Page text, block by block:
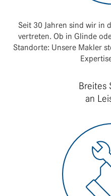
Seit 30 Jahren sind wir in
vertreten. Ob in Glinde
Stand­orte: Unsere Makler
Breites
an